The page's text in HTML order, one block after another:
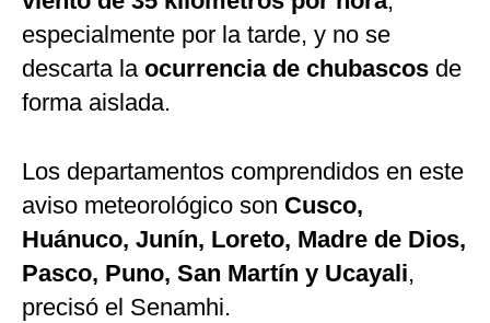
especialmente por la tarde, y no se
descarta la ocurrencia de chubascos de
forma aislada.
Los departamentos comprendidos en este
aviso meteorológico son Cusco,
Huánuco, Junín, Loreto, Madre de Dios,
Pasco, Puno, San Martín y Ucayali,
precisó el Senamhi.